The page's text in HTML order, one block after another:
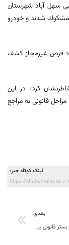
سهل آباد شهرستان
مشكوك شدند و خودرو
در بازرسی از خودرو 24 هزار عدد قرص غيرمجاز کشف
کرد: در اين
قانونی به مراجع
لینک کوتاه خبر:
https://khabarvahonar.ir/
بعدی
سیاست دولت ایجاد بستر قانونی برای مشارکت حداکثری مردم در انتخابات است